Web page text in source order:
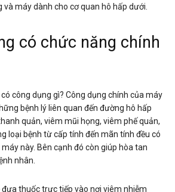
máy dành cho cơ quan hô hấp dưới.
có chức năng chính
có công dụng gì? Công dụng chính của máy
bệnh lý liên quan đến đường hô hấp
quản, viêm mũi họng, viêm phế quản,
loại bệnh từ cấp tính đến mãn tính đều có
này. Bên cạnh đó còn giúp hòa tan
nhân.
thuốc trực tiếp vào nơi viêm nhiễm